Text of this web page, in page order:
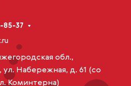
85-37
обл.,
ул. Набережная, д. 61 (со
Коминтерна)